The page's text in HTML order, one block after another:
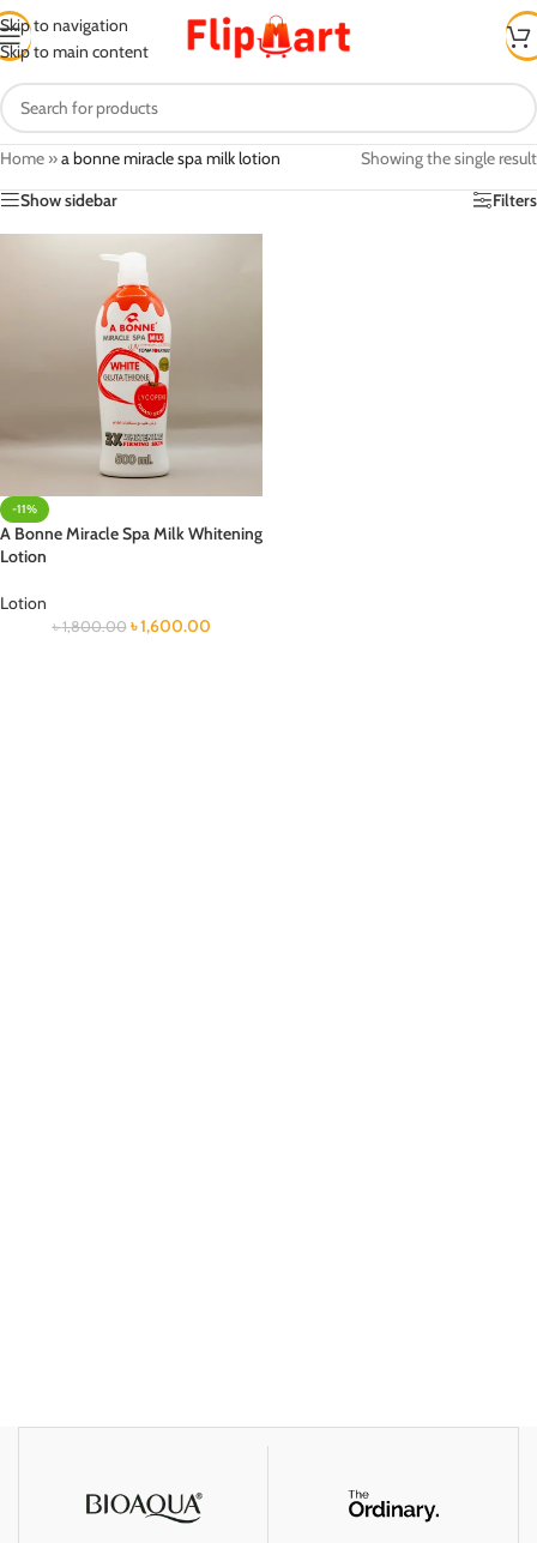
Skip to navigation
Skip to main content
Home »a bonne miracle spa milk lotion
Showing the single result
Show sidebar
Filters
-11%
A Bonne Miracle Spa Milk Whitening
Lotion
Lotion
৳1,800.00 ৳1,600.00